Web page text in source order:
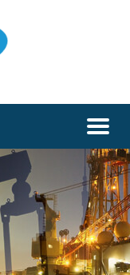
Toggle